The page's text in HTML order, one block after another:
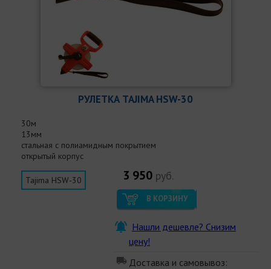
РУЛЕТКА TAJIMA HSW-30
30м
13мм
стальная с полиамидным покрытием
открытый корпус
3 950 руб.
В КОРЗИНУ
Нашли дешевле? Снизим
цену!
Доставка и самовывоз:
Tajima HSW-30